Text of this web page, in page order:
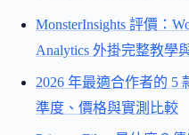
MonsterInsights 評價：
Analytics 外掛完整教學
2026 年最適合作者的 5
準度、價格與實測比較